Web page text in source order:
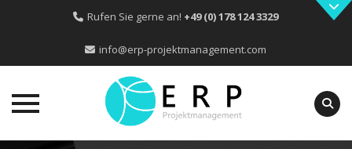
Rufen Sie gerne an! +49 (0) 178 124 3329
info@erp-projektmanagement.com